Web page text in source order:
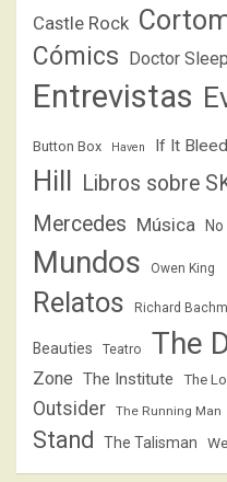
Castle Rock
Cómics Doctor Sleep
Entrevistas
Button Box Haven If It
Hill
Libros sobre
Mercedes Música
Mundos
Owen King
Relatos Richard
Beauties Teatro The
Zone The Institute The
Outsider
The Running Man
Stand
The Talisman